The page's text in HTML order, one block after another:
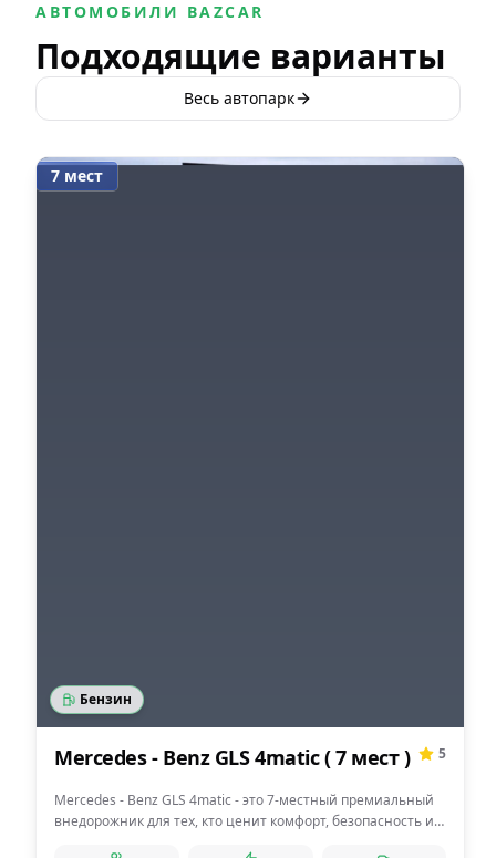
АВТОМОБИЛИ BAZCAR
Подходящие варианты
Весь автопарк
7 мест
Бензин
Mercedes - Benz GLS 4matic ( 7 мест ) 5
Mercedes - Benz GLS 4matic - это 7-местный премиальный
внедорожник для тех, кто ценит комфорт, безопасность и